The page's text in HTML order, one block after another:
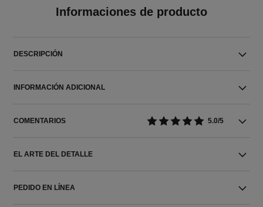
Informaciones de producto
DESCRIPCIÓN
INFORMACIÓN ADICIONAL
COMENTARIOS 5.0/5
EL ARTE DEL DETALLE
PEDIDO EN LÍNEA